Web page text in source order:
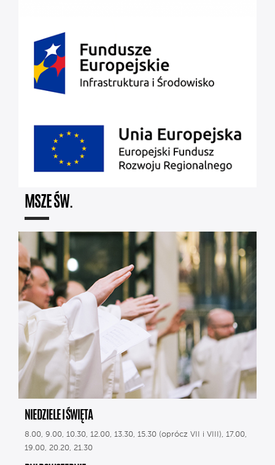
MSZE ŚW.
NIEDZIELE I ŚWIĘTA
8.00, 9.00, 10.30, 12.00, 13.30, 15.30 (oprócz VII i VIII), 17.00,
19.00, 20.20, 21.30